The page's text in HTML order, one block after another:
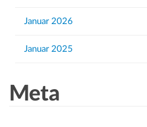
Januar 2026
Januar 2025
Meta